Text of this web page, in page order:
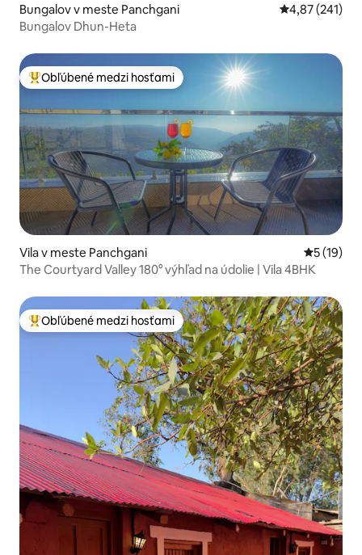
Bungalov v meste Panchgani Priemerné
4,87 (241)
Bungalov Dhun-Heta
Najobľúbenejšie medzi hosťami
Obľúbené medzi hosťami
Vila v meste Panchgani
5 (19)
The Courtyard Valley 180° výhľad na údolie | Vila 4BHK
Najobľúbenejšie medzi hosťami
Obľúbené medzi hosťami